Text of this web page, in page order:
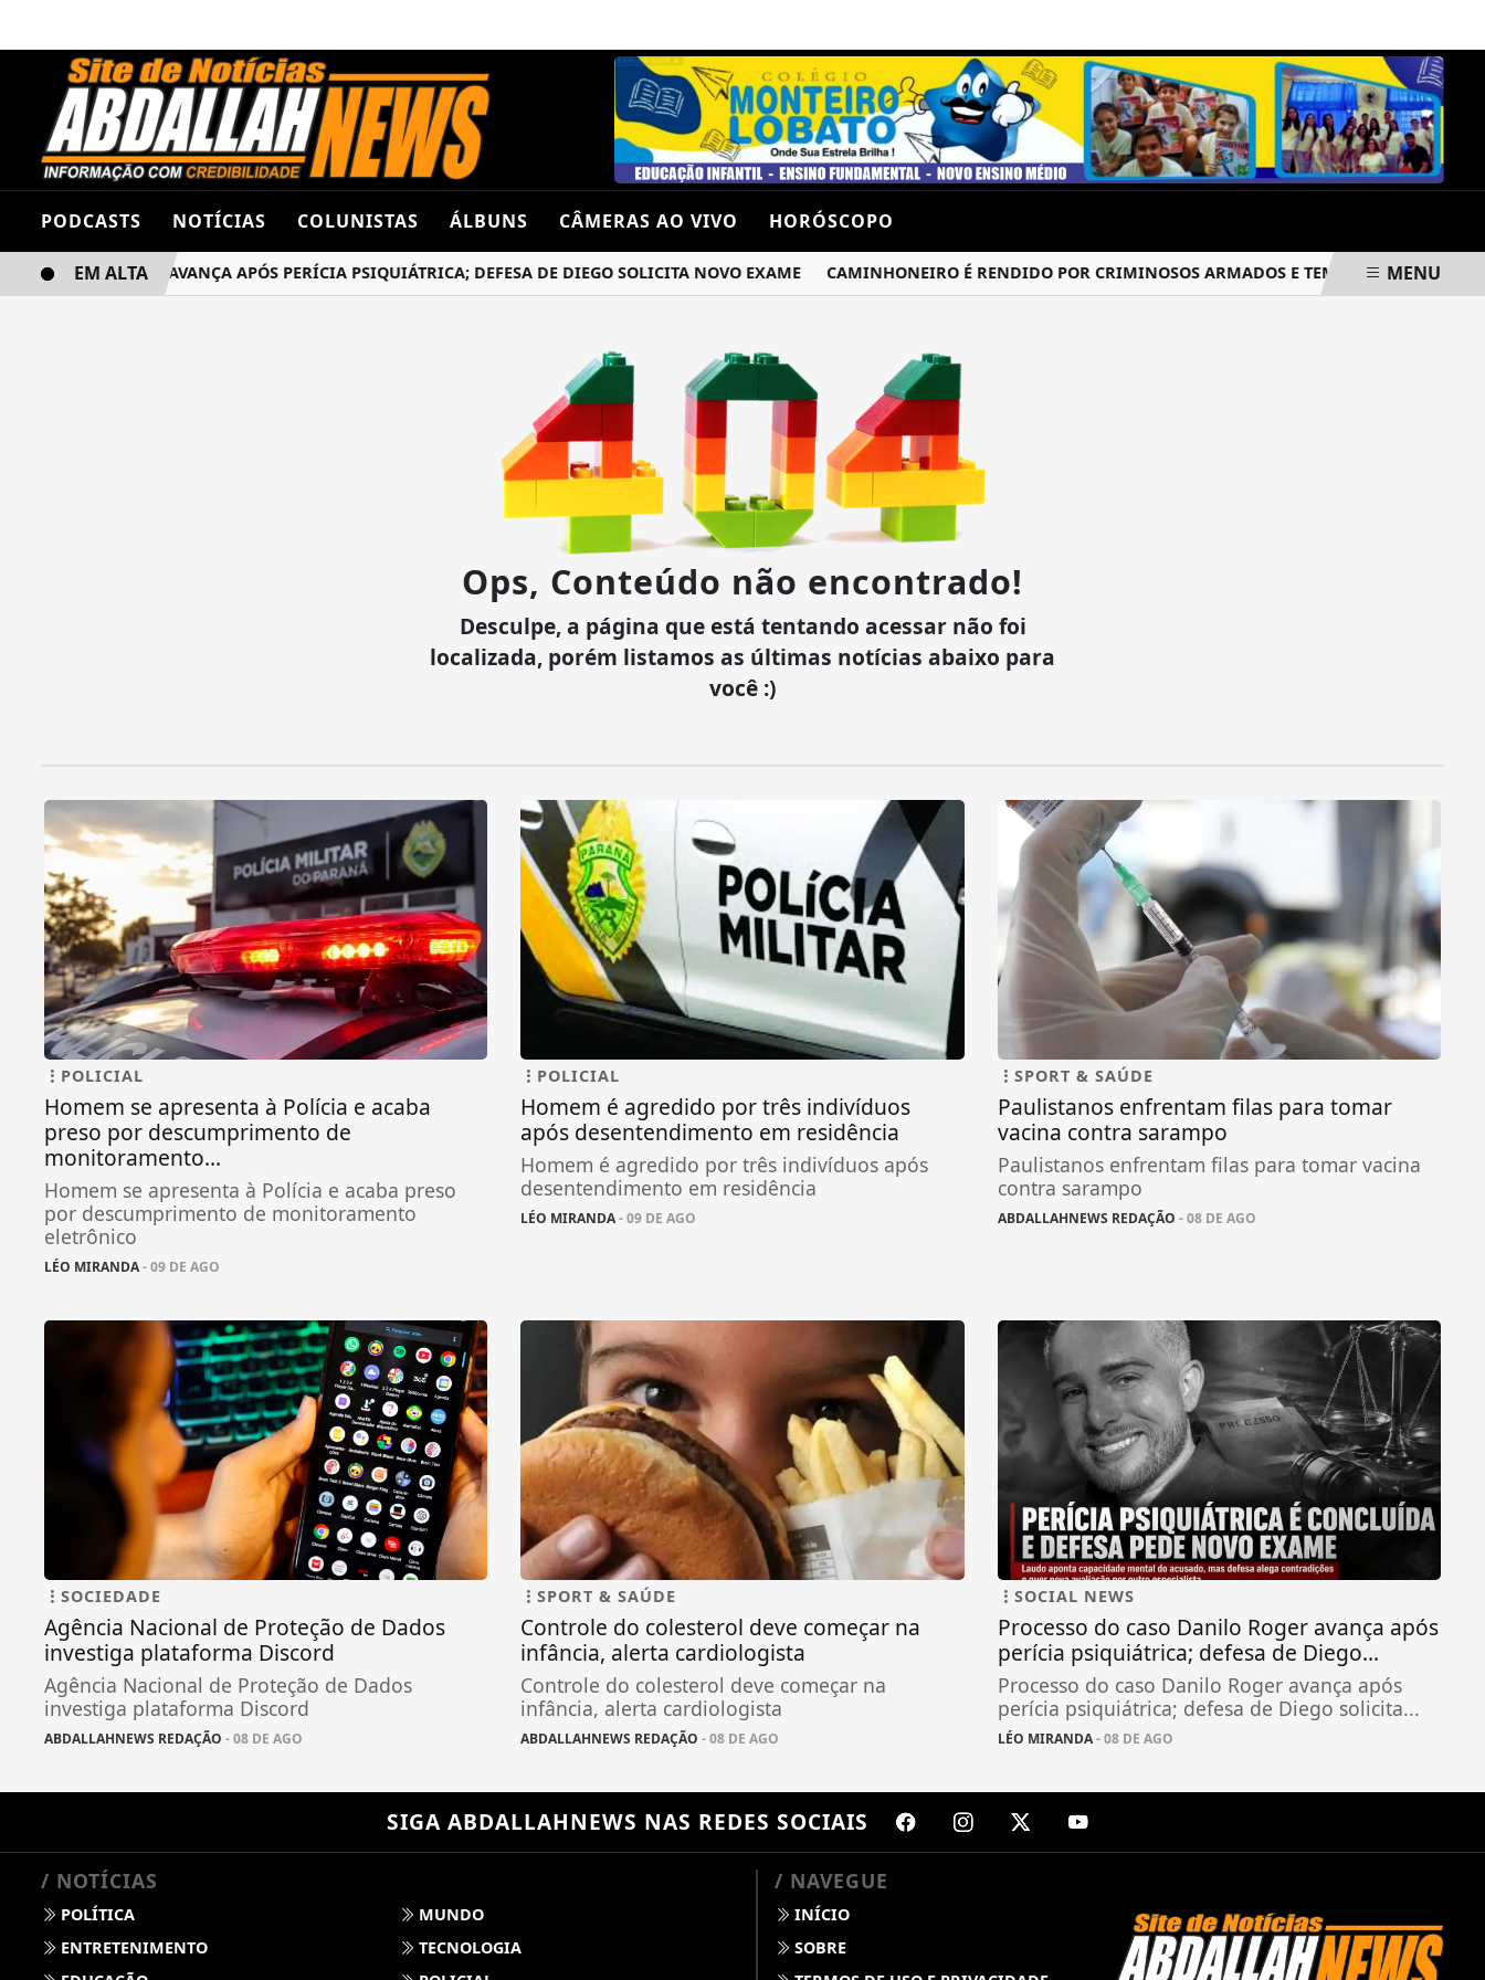
PODCASTS NOTÍCIAS COLUNISTAS ÁLBUNS CÂMERAS AO VIVO HORÓSCOPO
DANILO ROGER AVANÇA APÓS PERÍCIA PSIQUIÁTRICA; DEFESA DE DIEGO SOLICITA NOVO EXAME CAMINHONEIRO É RENDIDO POR CRIMINOSOS ARMADOS E TEM PARTE DA CARGA
EM ALTA MENU
Ops, Conteúdo não encontrado!
Desculpe, a página que está tentando acessar não foi
localizada, porém listamos as últimas notícias abaixo para
você :)
POLICIAL
Homem se apresenta à Polícia e acaba
preso por descumprimento de
monitoramento...
Homem se apresenta à Polícia e acaba preso
por descumprimento de monitoramento
eletrônico
LÉO MIRANDA- 09 DE AGO
POLICIAL
Homem é agredido por três indivíduos
após desentendimento em residência
Homem é agredido por três indivíduos após
desentendimento em residência
LÉO MIRANDA- 09 DE AGO
SPORT & SAÚDE
Paulistanos enfrentam filas para tomar
vacina contra sarampo
Paulistanos enfrentam filas para tomar vacina
contra sarampo
ABDALLAHNEWS REDAÇÃO - 08 DE AGO
SOCIEDADE
Agência Nacional de Proteção de Dados
investiga plataforma Discord
Agência Nacional de Proteção de Dados
investiga plataforma Discord
ABDALLAHNEWS REDAÇÃO - 08 DE AGO
SPORT & SAÚDE
Controle do colesterol deve começar na
infância, alerta cardiologista
Controle do colesterol deve começar na
infância, alerta cardiologista
ABDALLAHNEWS REDAÇÃO - 08 DE AGO
SOCIAL NEWS
Processo do caso Danilo Roger avança após
perícia psiquiátrica; defesa de Diego...
Processo do caso Danilo Roger avança após
perícia psiquiátrica; defesa de Diego solicita...
LÉO MIRANDA- 08 DE AGO
SIGA ABDALLAHNEWS NAS REDES SOCIAIS
/ NOTÍCIAS
POLÍTICA
MUNDO
ENTRETENIMENTO
TECNOLOGIA
/ NAVEGUE
INÍCIO
SOBRE